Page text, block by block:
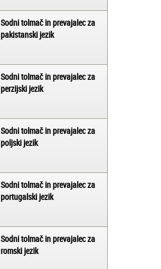
Sodni tolmač in prevajalec za
pakistanski jezik
Sodni tolmač in prevajalec za
perzijski jezik
Sodni tolmač in prevajalec za
poljski jezik
Sodni tolmač in prevajalec za
portugalski jezik
Sodni tolmač in prevajalec za
romski jezik